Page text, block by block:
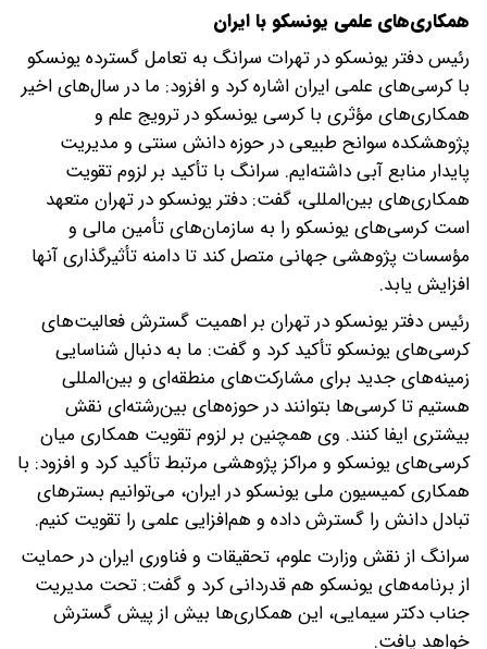
همکاری‌های علمی یونسکو با ایران
رئیس دفتر یونسکو در تهرات سرانگ به تعامل گسترده یونسکو
با کرسی‌های علمی ایران اشاره کرد و افزود: ما در سال‌های اخیر
همکاری‌های مؤثری با کرسی یونسکو در ترویج علم و
پژوهشکده سوانح طبیعی در حوزه دانش سنتی و مدیریت
پایدار منابع آبی داشته‌ایم. سرانگ با تأکید بر لزوم تقویت
همکاری‌های بین‌المللی، گفت: دفتر یونسکو در تهران متعهد
است کرسی‌های یونسکو را به سازمان‌های تأمین مالی و
مؤسسات پژوهشی جهانی متصل کند تا دامنه تأثیرگذاری آنها
افزایش یابد.
رئیس دفتر یونسکو در تهران بر اهمیت گسترش فعالیت‌های
کرسی‌های یونسکو تأکید کرد و گفت: ما به دنبال شناسایی
زمینه‌های جدید برای مشارکت‌های منطقه‌ای و بین‌المللی
هستیم تا کرسی‌ها بتوانند در حوزه‌های بین‌رشته‌ای نقش
بیشتری ایفا کنند. وی همچنین بر لزوم تقویت همکاری میان
کرسی‌های یونسکو و مراکز پژوهشی مرتبط تأکید کرد و افزود: با
همکاری کمیسیون ملی یونسکو در ایران، می‌توانیم بسترهای
تبادل دانش را گسترش داده و هم‌افزایی علمی را تقویت کنیم.
سرانگ از نقش وزارت علوم، تحقیقات و فناوری ایران در حمایت
از برنامه‌های یونسکو هم قدردانی کرد و گفت: تحت مدیریت
جناب دکتر سیمایی، این همکاری‌ها بیش از پیش گسترش
خواهد یافت.